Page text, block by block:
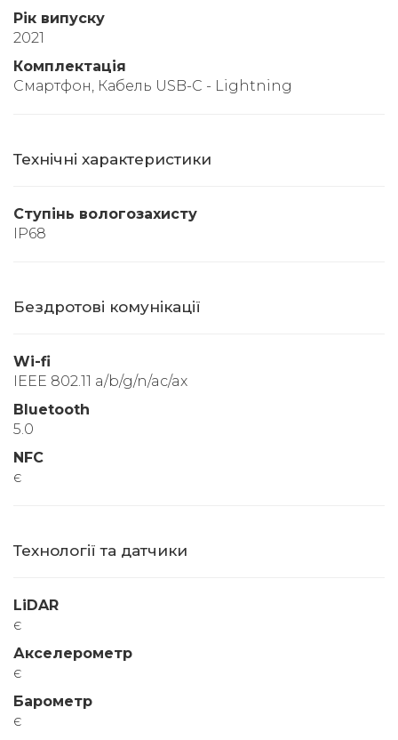
Рік випуску
2021
Комплектація
Смартфон, Кабель USB-C - Lightning
Технічні характеристики
Ступінь вологозахисту
IP68
Бездротові комунікації
Wi-fi
IEEE 802.11 a/b/g/n/ac/ax
Bluetooth
5.0
NFC
є
Технології та датчики
LiDAR
є
Акселерометр
є
Барометр
є